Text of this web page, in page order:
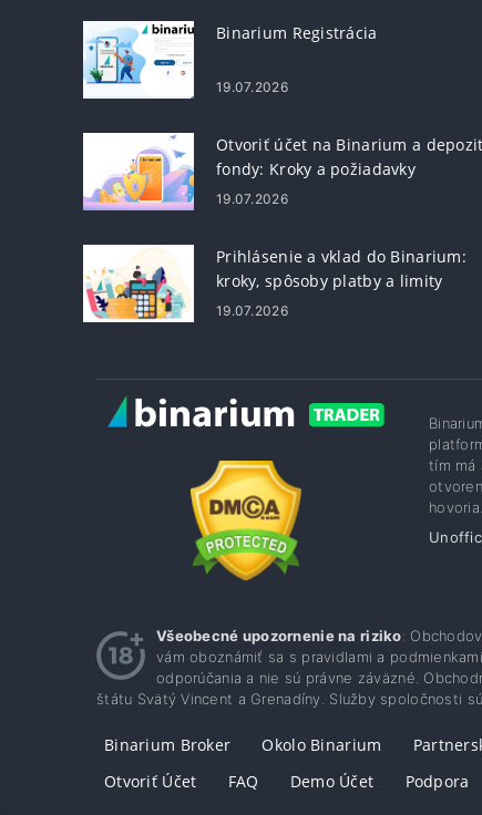
Binarium Registrácia
19.07.2026
Otvoriť účet na Binarium a
fondy: Kroky a požiadavky
19.07.2026
Prihlásenie a vklad do Binarium:
kroky, spôsoby platby a limity
19.07.2026
tím má
hovoria.
Všeobecné upozornenie na riziko:
vám oboznámiť sa s pravidlami a
odporúčania a nie sú právne záväzné.
štátu Svätý Vincent a Grenadíny. Služby spoločnosti
Binarium Broker Okolo Binarium
Otvoriť Účet
FAQ Demo Účet Podpora